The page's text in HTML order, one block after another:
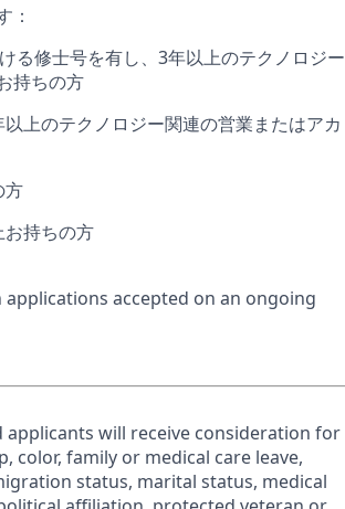
：
る修士号を有し、 3年以上のテクノロジー
持ちの方
以上のテクノロジー関連の営業またはアカ
方
お持ちの方
accepted on an ongoing
will receive consideration for
color, family or medical care leave,
status, marital status, medical